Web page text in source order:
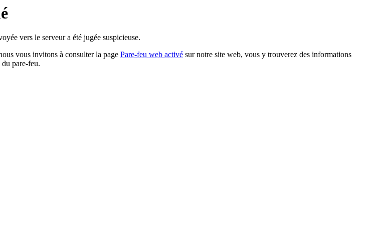
vers le serveur a été jugée suspicieuse.
vous invitons à consulter la page Pare-feu web activé sur notre site web, vous y trouverez des informations
pare-feu.